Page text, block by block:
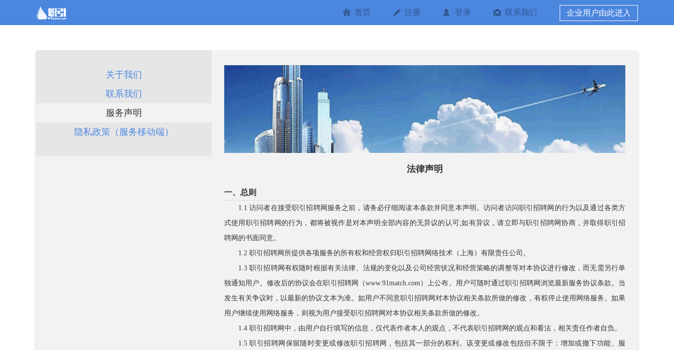
首页 注册 登录 联系我们 企业用户由此进入
关于我们
联系我们
服务声明
隐私政策（服务移动端）
法律声明
一、总则
1.1 访问者在接受职引招聘网服务之前，请务必仔细阅读本条款并同意本声明。访问者访问职引招聘网的行为以及通过各类方
式使用职引招聘网的行为，都将被视作是对本声明全部内容的无异议的认可;如有异议，请立即与职引招聘网协商，并取得职引招
聘网的书面同意。
1.2 职引招聘网所提供各项服务的所有权和经营权归职引招聘网络技术（上海）有限责任公司。
1.3 职引招聘网有权随时根据有关法律、法规的变化以及公司经营状况和经营策略的调整等对本协议进行修改，而无需另行单
独通知用户。修改后的协议会在职引招聘网（www.91match.com）上公布。用户可随时通过职引招聘网浏览最新服务协议条款。当
发生有关争议时，以最新的协议文本为准。如用户不同意职引招聘网对本协议相关条款所做的修改，有权停止使用网络服务。如果
用户继续使用网络服务，则视为用户接受职引招聘网对本协议相关条款所做的修改。
1.4 职引招聘网中，由用户自行填写的信息，仅代表作者本人的观点，不代表职引招聘网的观点和看法，相关责任作者自负。
1.5 职引招聘网保留随时变更或修改职引招聘网，包括其一部分的权利。该变更或修改包括但不限于：增加或撤下功能、服